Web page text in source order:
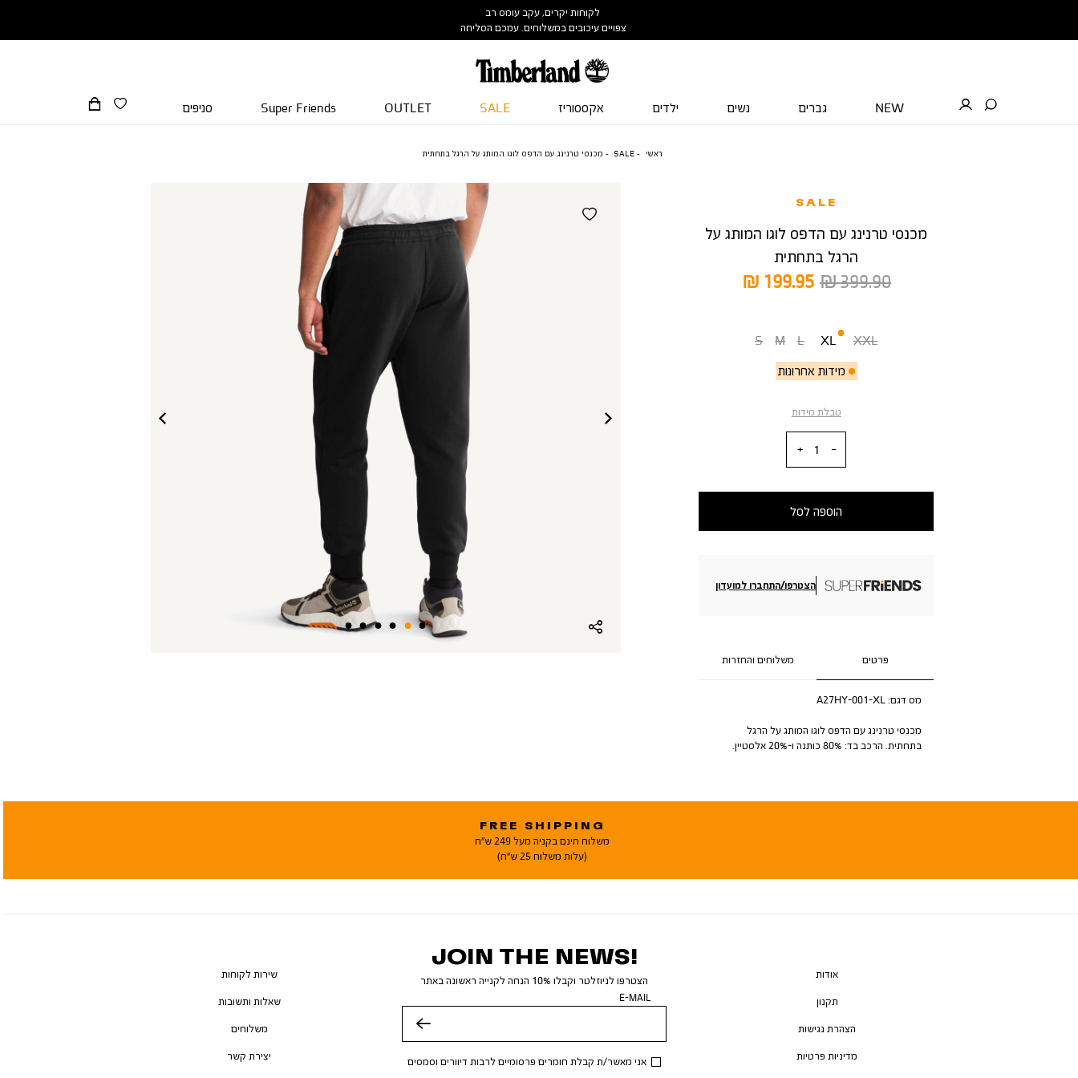
לקוחות יקרים, עקב עומס רב
צפויים עיכובים במשלוחים. עמכם הסליחה
NEW גברים נשים ילדים אקססוריז SALE
OUTLET
Super Friends סניפים
ראשי SALE מכנסי טרנינג עם הדפס לוגו המותג על הרגל בתחתית
SALE
מכנסי טרנינג עם הדפס לוגו המותג על
הרגל בתחתית
מחיר
199.95 ₪
מחיר
399.90 ₪
S M L
XL
מידות אחרונות
XXL
טבלת מידות
הוספה לסל
הצטרפו/התחברו למועדון
פרטים משלוחים והחזרות
מס דגם: A27HY-001-XL
מכנסי טרנינג עם הדפס לוגו המותג על הרגל
בתחתית. הרכב בד: 80% כותנה ו-20% אלסטיין.
FREE SHIPPING
משלוח חינם בקניה מעל 249 ש"ח
(עלות משלוח 25 ש"ח)
JOIN THE NEWS!
הצטרפו לניוזלטר וקבלו 10% הנחה לקנייה ראשונה באתר
E-MAIL
אני מאשר/ת קבלת חומרים פרסומיים לרבות דיוורים וסמסים
אודות
תקנון
הצהרת נגישות
מדיניות פרטיות
שירות לקוחות
שאלות ותשובות
משלוחים
יצירת קשר